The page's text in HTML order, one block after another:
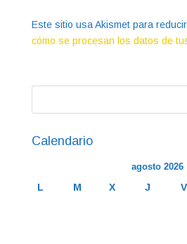
Este sitio usa Akismet para
cómo se procesan los datos de
Calendario
agosto 2026
L M X J V